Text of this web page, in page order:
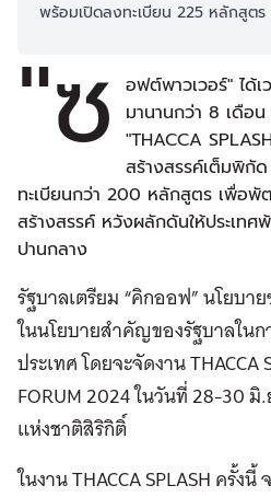
พร้อมเปิดลงทะเบียน 225 หลักสูต
"ซ
อฟต์พาวเวอร์" ได้
มานานกว่า 8 เดือ
"THACCA
สร้างสรรค์เต็มพิกั
ทะเบียนกว่า 200 หลักสูตร เพื่อ
สร้างสรรค์ หวังผลักดันให้ประเทศ
ปานกลาง
รัฐบาลเตรียม “คิกออฟ” นโยบา
ในนโยบายสำคัญของรัฐบาลใน
ประเทศ โดยจะจัดงาน THACCA
FORUM 2024 ในวันที่ 28-30
แห่งชาติสิริกิติ์
ในงาน THACCA SPLASH ครั้ง